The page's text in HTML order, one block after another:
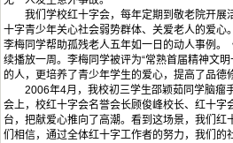
我们学校红十字会，每年定期到敬老院开展
十字青少年关心社会弱势群体、关爱老人的爱
李梅同学帮助孤残老人五年如一日的动人事例。
续播放一周。李梅同学被评为“常熟首届精神文
的人，更培养了青少年学生的爱心，提高了品德
2006年4月，我校初三学生邵颖茹同学脑瘤手
会上，校红十字会名誉会长顾俊峰校长、红十
台，把献爱心推向了高潮。看到这场景，我们
们相信，通过全体红十字工作者的努力，我们的